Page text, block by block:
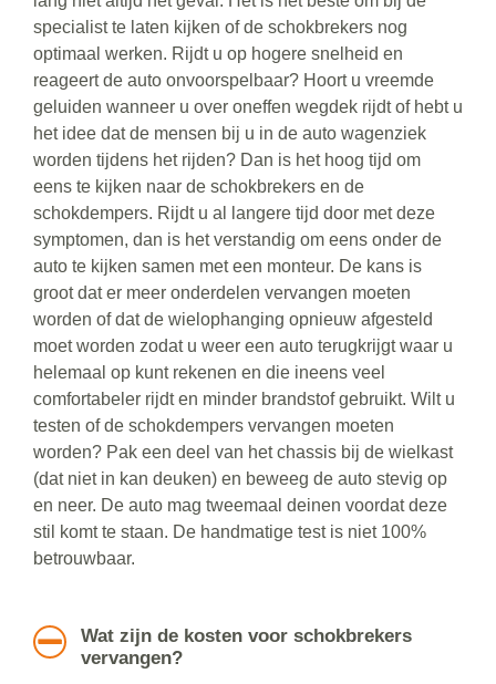
specialist te laten kijken of de schokbrekers nog
optimaal werken. Rijdt u op hogere snelheid en
reageert de auto onvoorspelbaar? Hoort u vreemde
geluiden wanneer u over oneffen wegdek rijdt of hebt u
het idee dat de mensen bij u in de auto wagenziek
worden tijdens het rijden? Dan is het hoog tijd om
eens te kijken naar de schokbrekers en de
schokdempers. Rijdt u al langere tijd door met deze
symptomen, dan is het verstandig om eens onder de
auto te kijken samen met een monteur. De kans is
groot dat er meer onderdelen vervangen moeten
worden of dat de wielophanging opnieuw afgesteld
moet worden zodat u weer een auto terugkrijgt waar u
helemaal op kunt rekenen en die ineens veel
comfortabeler rijdt en minder brandstof gebruikt. Wilt u
testen of de schokdempers vervangen moeten
worden? Pak een deel van het chassis bij de wielkast
(dat niet in kan deuken) en beweeg de auto stevig op
en neer. De auto mag tweemaal deinen voordat deze
stil komt te staan. De handmatige test is niet 100%
betrouwbaar.
Wat zijn de kosten voor schokbrekers
vervangen?